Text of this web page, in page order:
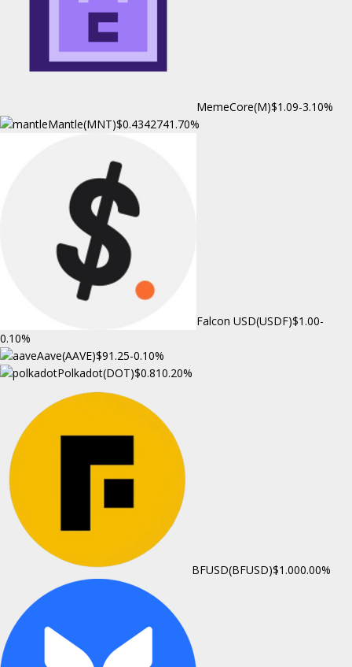
MemeCore(M)$1.09-3.10%
Mantle(MNT)$0.4342741.70%
Falcon USD(USDF)$1.00-
0.10%
Aave(AAVE)$91.25-0.10%
Polkadot(DOT)$0.810.20%
BFUSD(BFUSD)$1.000.00%